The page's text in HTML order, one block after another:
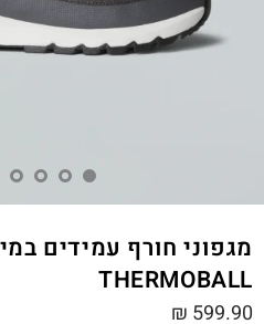
מגפוני חורף עמידים
THERMOBALL
₪ 599.90